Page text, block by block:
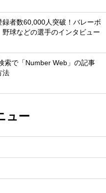
録者数60,000人突破！バレーボ
球などの選手のインタビュー
索で「Number Web」の記事
法
ュー